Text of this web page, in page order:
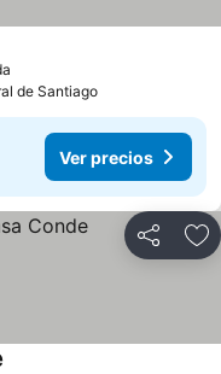
de Santiago
Ver precios
Compartir